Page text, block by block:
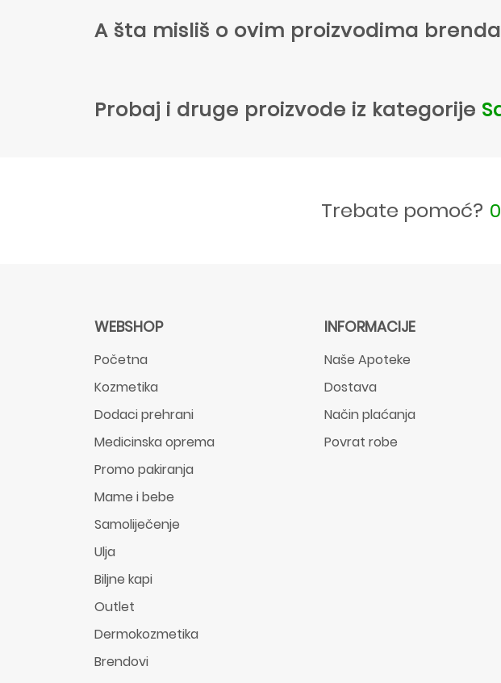
A šta misliš o ovim proizvodima brenda
Probaj i druge proizvode iz kategorije
Trebate pomoć?
WEBSHOP
Početna
Kozmetika
Dodaci prehrani
Medicinska oprema
Promo pakiranja
Mame i bebe
Samoliječenje
Ulja
Biljne kapi
Outlet
Dermokozmetika
Brendovi
INFORMACIJE
Naše Apoteke
Dostava
Način plaćanja
Povrat robe